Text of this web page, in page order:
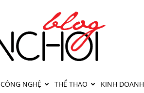
CÔNG NGHỆ THỂ THAO KINH DOANH